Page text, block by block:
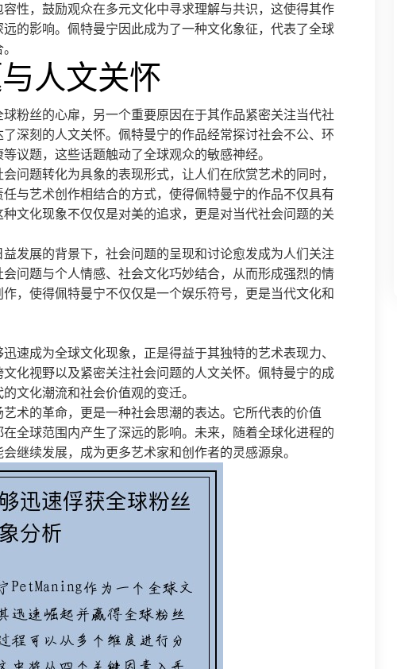
性，鼓励观众在多元文化中寻求理解与共识，这使得其作
的影响。佩特曼宁因此成为了一种文化象征，代表了全球
人文关怀
粉丝的心扉，另一个重要原因在于其作品紧密关注当代社
深刻的人文关怀。佩特曼宁的作品经常探讨社会不公、环
议题，这些话题触动了全球观众的敏感神经。
问题转化为具象的表现形式，让人们在欣赏艺术的同时，
与艺术创作相结合的方式，使得佩特曼宁的作品不仅具有
文化现象不仅仅是对美的追求，更是对当代社会问题的关
发展的背景下，社会问题的呈现和讨论愈发成为人们关注
问题与个人情感、社会文化巧妙结合，从而形成强烈的情
，使得佩特曼宁不仅仅是一个娱乐符号，更是当代文化和
速成为全球文化现象，正是得益于其独特的艺术表现力、
化视野以及紧密关注社会问题的人文关怀。佩特曼宁的成
文化潮流和社会价值观的变迁。
术的革命，更是一种社会思潮的表达。它所代表的价值
全球范围内产生了深远的影响。未来，随着全球化进程的
继续发展，成为更多艺术家和创作者的灵感源泉。